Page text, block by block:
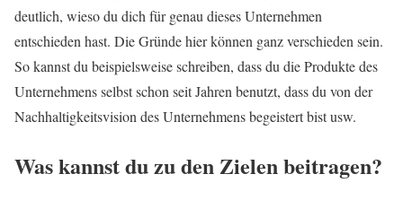
deutlich, wieso du dich für genau dieses Unternehmen
entschieden hast. Die Gründe hier können ganz verschieden sein.
So kannst du beispielsweise schreiben, dass du die Produkte des
Unternehmens selbst schon seit Jahren benutzt, dass du von der
Nachhaltigkeitsvision des Unternehmens begeistert bist usw.
Was kannst du zu den Zielen beitragen?